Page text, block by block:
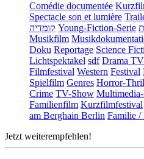
Comédie documentée
Spectacle son et lumière
קומדיה Young-Fiction-Serie
Musikfilm
Doku Reportage Science
Lichtspektakel sdf Drama
Filmfestival Western Festival
Spielfilm Genres Horror-
Crime TV-Show
Familienfilm Kurzfilmfestival
am Berghain Berlin Familie /
Jetzt weiterempfehlen!